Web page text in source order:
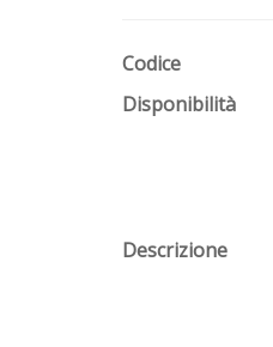
Codice
Disponibilità
Descrizione